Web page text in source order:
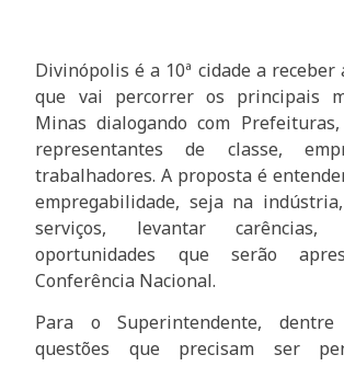
Divinópolis é a 10ª cidade a receber
que vai percorrer os principais
Minas dialogando com
representantes de classe,
trabalhadores. A proposta é
empregabilidade, seja na
serviços, levantar
oportunidades que serão
Conferência Nacional.
Para o Superintendente,
questões que precisam ser